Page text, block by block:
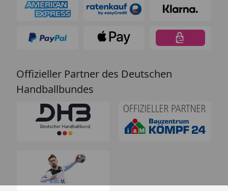
Offizieller Partner des Deutschen
Handballbundes